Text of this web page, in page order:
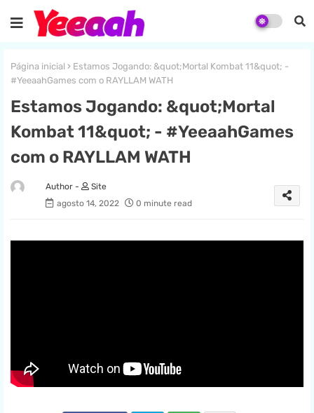
Página inicial
Estamos Jogando: &quot;Mortal Kombat 11&quot; -
#YeeaahGames com o RAYLLAM WATH
Estamos Jogando: &quot;Mortal
Kombat 11&quot; - #YeeaahGames
com o RAYLLAM WATH
Site
agosto 14, 2022
0 minute read